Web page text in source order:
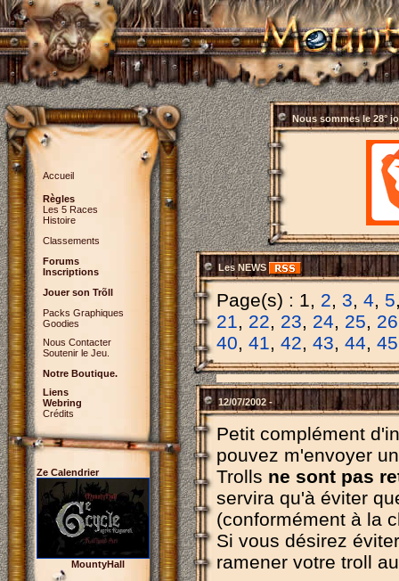
Accueil
Règles
Les 5 Races
Histoire
Classements
Forums
Inscriptions
Jouer son Trõll
Packs Graphiques
Goodies
Nous Contacter
Soutenir le Jeu.
Notre Boutique.
Liens
Webring
Crédits
Ze Calendrier
MountyHall
Nous sommes le 28°
Les NEWS
Page(s) : 1, 2, 3, 4, 5
21, 22, 23, 24, 25, 26
40, 41, 42, 43, 44, 45
12/07/2002 -
Petit complément
pouvez m'envoyer
Trolls ne sont pas
servira qu'à éviter
(conformément à la
Si vous désirez
ramener votre troll